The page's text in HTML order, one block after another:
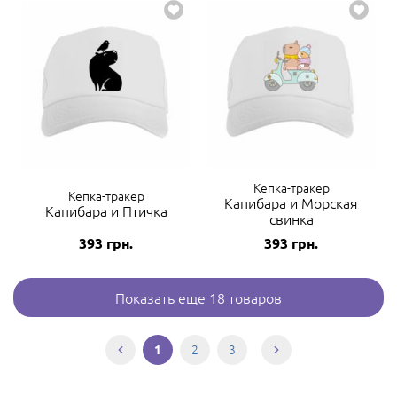
Кепка-тракер
Капибара и Птичка
393 грн.
Кепка-тракер
Капибара и Морская
свинка
393 грн.
Показать еще 18 товаров
1 2 3